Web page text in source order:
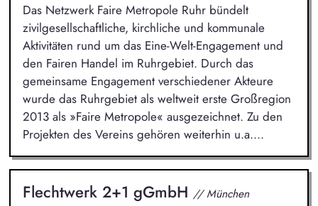
Das Netzwerk Faire Metropole Ruhr bündelt
zivilgesellschaftliche, kirchliche und kommunale
Aktivitäten rund um das Eine-Welt-Engagement und
den Fairen Handel im Ruhrgebiet. Durch das
gemeinsame Engagement verschiedener Akteure
wurde das Ruhrgebiet als weltweit erste Großregion
2013 als »Faire Metropole« ausgezeichnet. Zu den
Projekten des Vereins gehören weiterhin u.a....
Flechtwerk 2+1 gGmbH // München